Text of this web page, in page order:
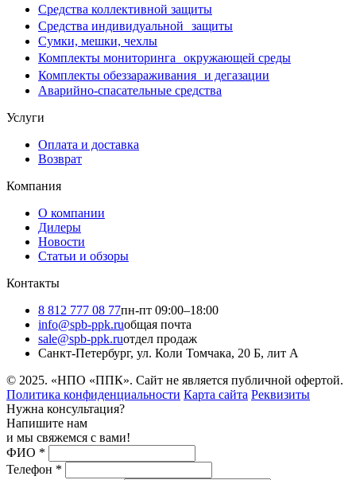
Средства коллективной защиты
Средства индивидуальной защиты
Сумки, мешки, чехлы
Комплекты мониторинга окружающей среды
Комплекты обеззараживания и дегазации
Аварийно-спасательные средства
Услуги
Оплата и доставка
Возврат
Компания
О компании
Дилеры
Новости
Статьи и обзоры
Контакты
8 812 777 08 77пн-пт 09:00–18:00
info@spb-ppk.ruобщая почта
sale@spb-ppk.ruотдел продаж
Санкт-Петербург, ул. Коли Томчака, 20 Б, лит А
© 2025. «НПО «ППК». Сайт не является публичной офертой.
Политика конфиденциальности Карта сайта Реквизиты
Нужна консультация?
Напишите нам
и мы свяжемся с вами!
ФИО *
Телефон *